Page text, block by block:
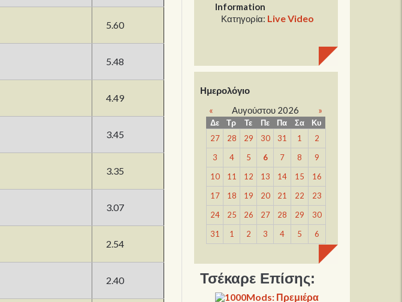
5.60
5.48
4.49
3.45
3.35
3.07
2.54
2.40
Information
Κατηγορία: Live Video
Ημερολόγιο
« Αυγούστου 2026 »
Δε Τρ Τε Πε Πα Σα
Κυ
27
28 29 30 31 1
2
3
4 5 6 7 8
9
10
11 12 13 14 15
16
17
18 19 20 21 22
23
24
25 26 27 28 29
30
31
1 2 3 4 5 6
Τσέκαρε Επίσης: